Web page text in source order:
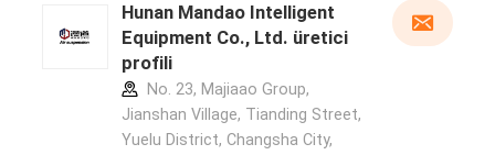
Hunan Mandao Intelligent
Equipment Co., Ltd. üretici
profili
No. 23, Majiaao Group,
Jianshan Village, Tianding Street,
Yuelu District, Changsha City,